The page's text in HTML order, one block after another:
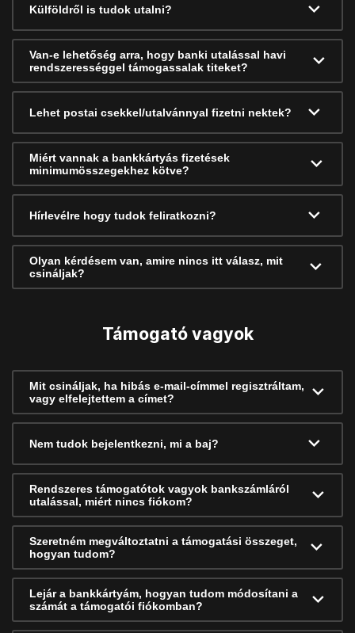
Külföldről is tudok utalni?
Van-e lehetőség arra, hogy banki utalással havi
rendszerességgel támogassalak titeket?
Lehet postai csekkel/utalvánnyal fizetni nektek?
Miért vannak a bankkártyás fizetések
minimumösszegekhez kötve?
Hírlevélre hogy tudok feliratkozni?
Olyan kérdésem van, amire nincs itt válasz, mit
csináljak?
Támogató vagyok
Mit csináljak, ha hibás e-mail-címmel regisztráltam,
vagy elfelejtettem a címet?
Nem tudok bejelentkezni, mi a baj?
Rendszeres támogatótok vagyok bankszámláról
utalással, miért nincs fiókom?
Szeretném megváltoztatni a támogatási összeget,
hogyan tudom?
Lejár a bankkártyám, hogyan tudom módosítani a
számát a támogatói fiókomban?